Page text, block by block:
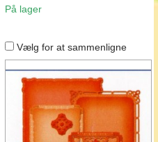
På lager
Vælg for at sammenligne